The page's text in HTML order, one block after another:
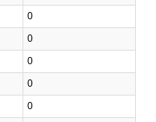
0
0
0
0
0